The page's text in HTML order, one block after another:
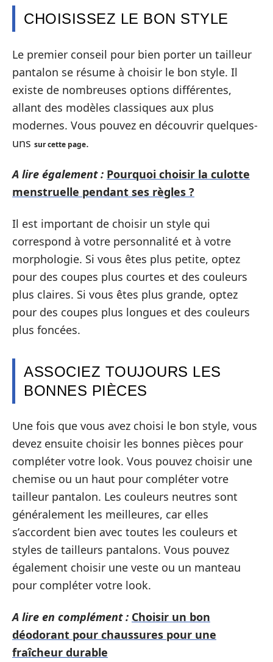
CHOISISSEZ LE BON STYLE
Le premier conseil pour bien porter un tailleur
pantalon se résume à choisir le bon style. Il
existe de nombreuses options différentes,
allant des modèles classiques aux plus
modernes. Vous pouvez en découvrir quelques-
uns sur cette page.
A lire également : Pourquoi choisir la culotte
menstruelle pendant ses règles ?
Il est important de choisir un style qui
correspond à votre personnalité et à votre
morphologie. Si vous êtes plus petite, optez
pour des coupes plus courtes et des couleurs
plus claires. Si vous êtes plus grande, optez
pour des coupes plus longues et des couleurs
plus foncées.
ASSOCIEZ TOUJOURS LES
BONNES PIÈCES
Une fois que vous avez choisi le bon style, vous
devez ensuite choisir les bonnes pièces pour
compléter votre look. Vous pouvez choisir une
chemise ou un haut pour compléter votre
tailleur pantalon. Les couleurs neutres sont
généralement les meilleures, car elles
s’accordent bien avec toutes les couleurs et
styles de tailleurs pantalons. Vous pouvez
également choisir une veste ou un manteau
pour compléter votre look.
A lire en complément : Choisir un bon
déodorant pour chaussures pour une
fraîcheur durable